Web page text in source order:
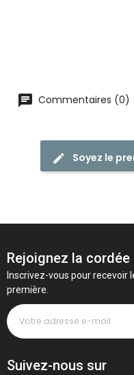
Commentaires (0)
Soyez le
Rejoignez la cordée
Inscrivez-vous pour recevoir
première.
Suivez-nous sur